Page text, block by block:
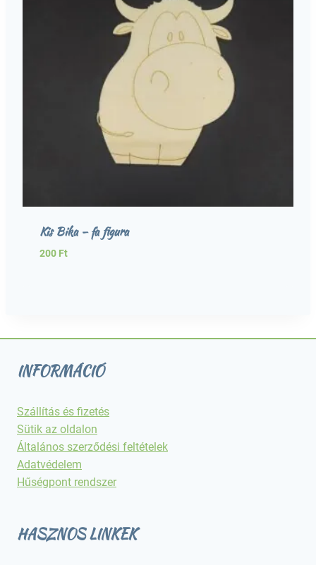
Kis Bika – fa figura
200 Ft
INFORMÁCIÓ
Szállítás és fizetés
Sütik az oldalon
Általános szerződési feltételek
Adatvédelem
Hűségpont rendszer
HASZNOS LINKEK